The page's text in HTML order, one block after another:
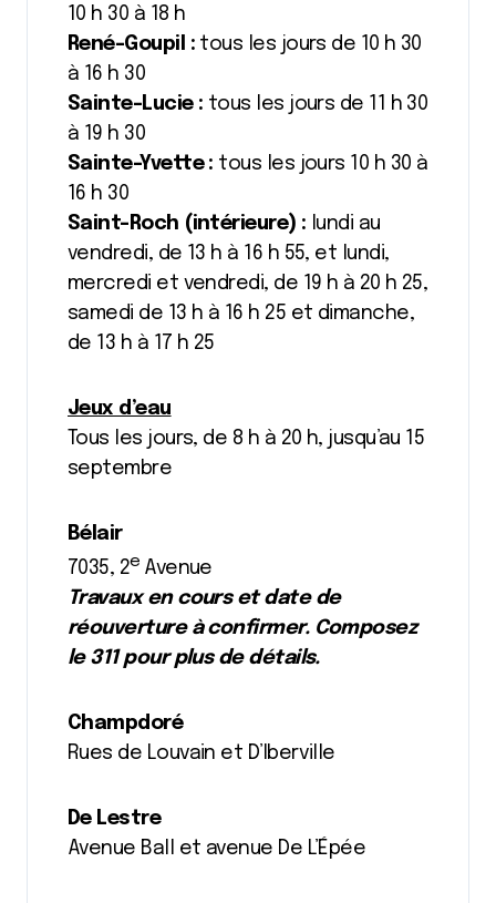
10 h 30 à 18 h
René-Goupil : tous les jours de 10 h 30
à 16 h 30
Sainte-Lucie : tous les jours de 11 h 30
à 19 h 30
Sainte-Yvette : tous les jours 10 h 30 à
16 h 30
Saint-Roch (intérieure) : lundi au
vendredi, de 13 h à 16 h 55, et lundi,
mercredi et vendredi, de 19 h à 20 h 25,
samedi de 13 h à 16 h 25 et dimanche,
de 13 h à 17 h 25
Jeux d’eau
Tous les jours, de 8 h à 20 h, jusqu’au 15
septembre
Bélair
7035, 2e Avenue
Travaux en cours et date de
réouverture à confirmer. Composez
le 311 pour plus de détails.
Champdoré
Rues de Louvain et D’Iberville
De Lestre
Avenue Ball et avenue De L’Épée